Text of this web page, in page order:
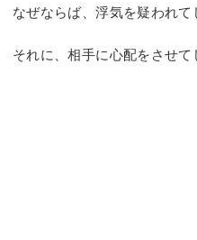
なぜならば、浮気を疑われて
それに、相手に心配をさせて